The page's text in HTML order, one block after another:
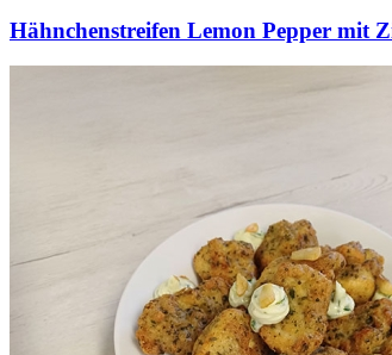
Hähnchenstreifen Lemon Pepper mit